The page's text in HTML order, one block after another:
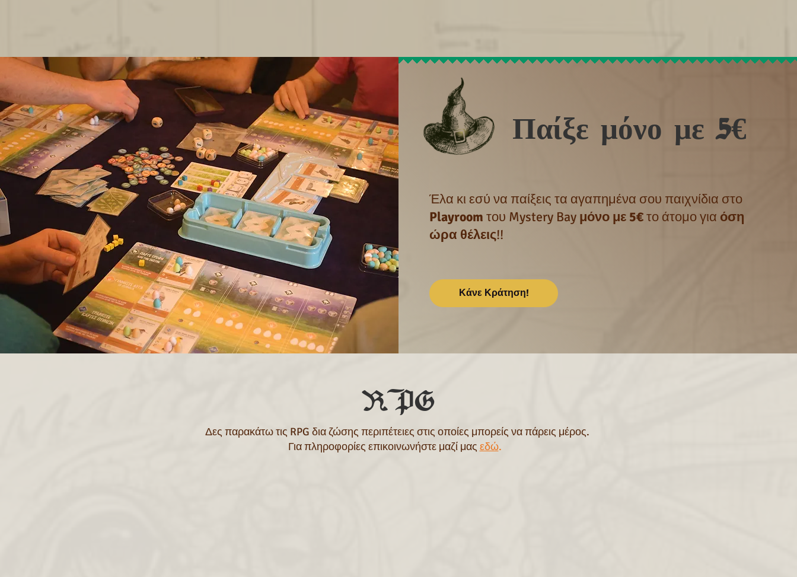
Παίξε μόνο με 5€
Έλα κι εσύ να παίξεις τα αγαπημένα σου παιχνίδια στο
Playroom του Mystery Bay μόνο με 5€το άτομο για όση
ώρα θέλεις!!
Κάνε Κράτηση!
RPG
Δες παρακάτω τις RPG δια ζώσης περιπέτειες στις οποίες μπορείς να πάρεις μέρος.
Για πληροφορίες επικοινωνήστε μαζί μας εδώ.